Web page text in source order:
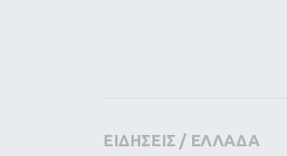
Pop Culture
ΕΙΔΗΣΕΙΣ / ΕΛΛΑΔΑ